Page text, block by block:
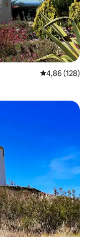
4,86 av 5 i
4,86 (128)